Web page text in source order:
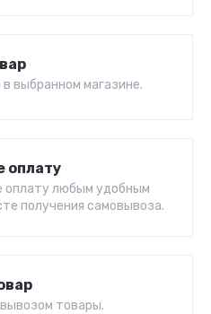
выбранном магазине.
оплату
оплату любым удобным
получения самовывоза.
товары.